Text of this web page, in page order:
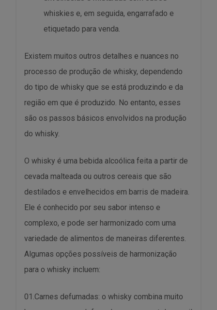
whiskies e, em seguida, engarrafado e
etiquetado para venda.
Existem muitos outros detalhes e nuances no
processo de produção de whisky, dependendo
do tipo de whisky que se está produzindo e da
região em que é produzido. No entanto, esses
são os passos básicos envolvidos na produção
do whisky.
O whisky é uma bebida alcoólica feita a partir de
cevada malteada ou outros cereais que são
destilados e envelhecidos em barris de madeira.
Ele é conhecido por seu sabor intenso e
complexo, e pode ser harmonizado com uma
variedade de alimentos de maneiras diferentes.
Algumas opções possíveis de harmonização
para o whisky incluem:
01.Carnes defumadas: o whisky combina muito